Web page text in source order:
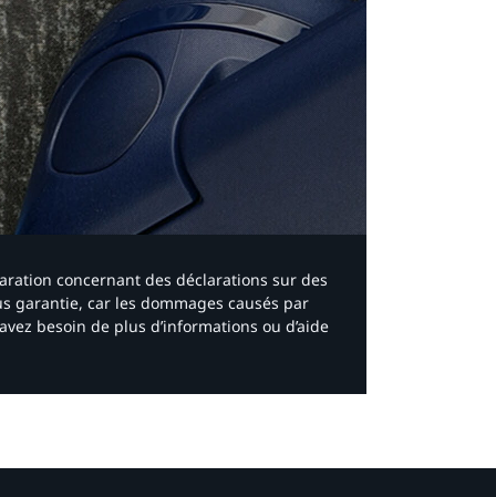
concernant des déclarations sur des
garantie, car les dommages causés par
besoin de plus d’informations ou d’aide